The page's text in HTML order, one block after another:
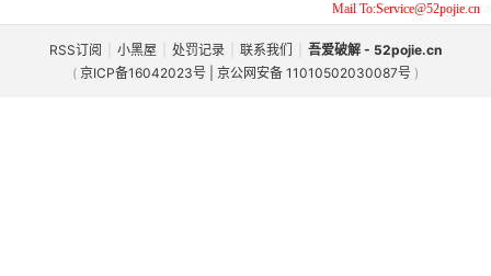
Mail To:Service@52pojie.cn
RSS订阅 小黑屋 处罚记录 联系我们
吾爱破解 - 52pojie.cn
( 京ICP备16042023号 | 京公网安备 11010502030087号 )